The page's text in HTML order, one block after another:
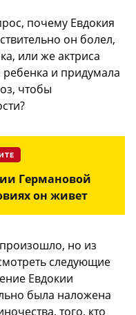
почему Евдокия
он болел,
или же актриса
ребенка и придумала
чтобы
Германовой
он живет
произошло, но из
следующие
Евдокии
была наложена
того, кто